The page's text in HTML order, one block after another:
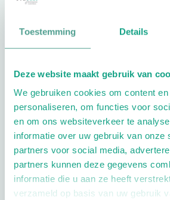
Toestemming Details
Deze website maakt gebruik van
We gebruiken cookies om content
personaliseren, om functies voor
en om ons websiteverkeer te
informatie over uw gebruik van onze
partners voor social media,
partners kunnen deze gegevens
informatie die u aan ze heeft
verzameld op basis van uw gebruik
Schrijf ook een review
Extra opties